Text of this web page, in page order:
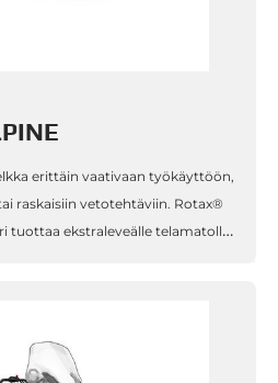
erittäin vaativaan työkäyttöön,
raskaisiin vetotehtäviin. Rotax®
tuottaa ekstraleveälle telamatolle